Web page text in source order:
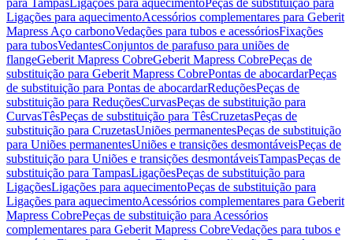
para TampasLigações para aquecimentoPeças de substituição para
Ligações para aquecimentoAcessórios complementares para Geberit
Mapress Aço carbonoVedações para tubos e acessóriosFixações
para tubosVedantesConjuntos de parafuso para uniões de
flangeGeberit Mapress CobreGeberit Mapress CobrePeças de
substituição para Geberit Mapress CobrePontas de abocardarPeças
de substituição para Pontas de abocardarReduçõesPeças de
substituição para ReduçõesCurvasPeças de substituição para
CurvasTêsPeças de substituição para TêsCruzetasPeças de
substituição para CruzetasUniões permanentesPeças de substituição
para Uniões permanentesUniões e transições desmontáveisPeças de
substituição para Uniões e transições desmontáveisTampasPeças de
substituição para TampasLigaçõesPeças de substituição para
LigaçõesLigações para aquecimentoPeças de substituição para
Ligações para aquecimentoAcessórios complementares para Geberit
Mapress CobrePeças de substituição para Acessórios
complementares para Geberit Mapress CobreVedações para tubos e